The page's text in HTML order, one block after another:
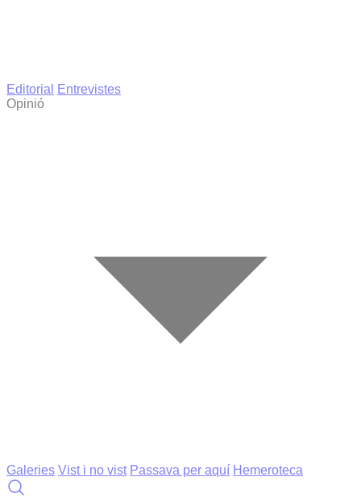
Editorial
Entrevistes
Opinió
Galeries Vist i no vist Passava per aquí Hemeroteca